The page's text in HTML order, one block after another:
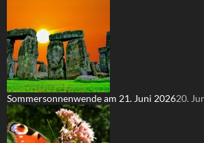
Sommersonnenwende am 21. Juni 202620.